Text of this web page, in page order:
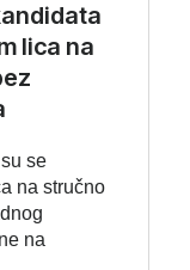
lica na
se
na stručno
na